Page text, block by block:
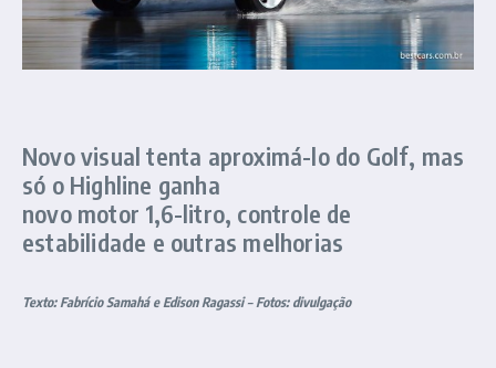
Novo visual tenta aproximá-lo do Golf, mas
só o Highline ganha
novo motor 1,6-litro, controle de
estabilidade e outras melhorias
Texto: Fabrício Samahá e Edison Ragassi – Fotos: divulgação